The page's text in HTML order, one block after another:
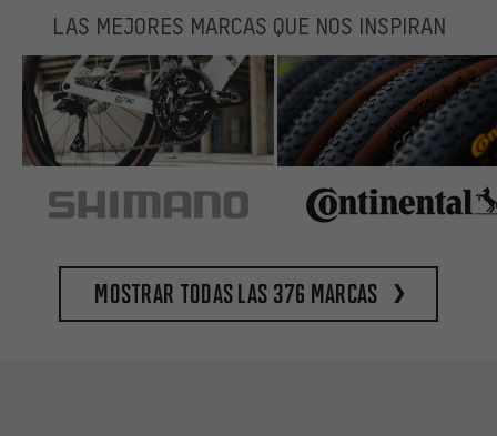
LAS MEJORES MARCAS QUE NOS INSPIRAN
Mostrar todas las 376 marcas